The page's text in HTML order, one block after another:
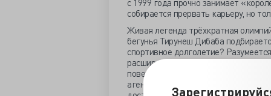
с 1999 года прочно занимает
собирается прервать карьеру, но
Живая легенда трёхкратная
бегунья Тирунеш Дибаба
спортивное долголетие?
расширенном заседании коллегии
поведал руководитель Агентства
агентство отвечает за